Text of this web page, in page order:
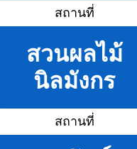
สถานที่
สวนผลไม้
นิลมังกร
สถานที่